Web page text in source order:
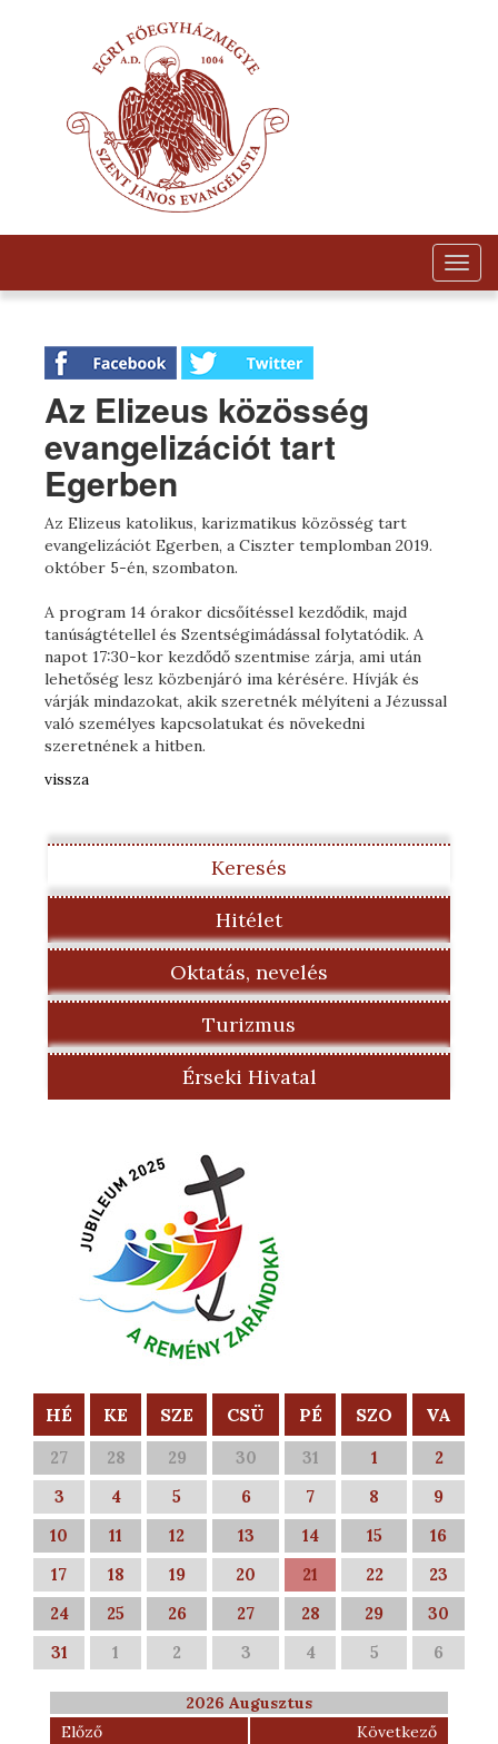
Az Elizeus közösség
evangelizációt tart
Egerben
Az Elizeus katolikus, karizmatikus közösség tart
evangelizációt Egerben, a Ciszter templomban 2019.
október 5-én, szombaton.
A program 14 órakor dicsőítéssel kezdődik, majd
tanúságtétellel és Szentségimádással folytatódik. A
napot 17:30-kor kezdődő szentmise zárja, ami után
lehetőség lesz közbenjáró ima kérésére. Hívják és
várják mindazokat, akik szeretnék mélyíteni a Jézussal
való személyes kapcsolatukat és növekedni
szeretnének a hitben.
vissza
Keresés
Hitélet
Oktatás, nevelés
Turizmus
Érseki Hivatal
HÉ KE SZE CSÜ PÉ SZO VA
27 28 29 30 31 1
2
3
4 5 6 7 8
9
10
11 12 13 14 15
16
17
18 19 20 21 22
23
24
25 26 27 28 29
30
31
1 2 3 4 5 6
2026 Augusztus
Előző
Következő